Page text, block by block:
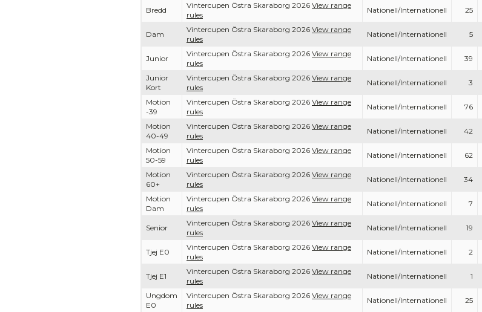
Bredd
Vintercupen Östra Skaraborg 2026 View range
rules
Nationell/Internationell 25
Dam
Vintercupen Östra Skaraborg 2026 View range
rules
Nationell/Internationell 5
Junior
Vintercupen Östra Skaraborg 2026 View range
rules
Nationell/Internationell 39
Junior
Kort
Vintercupen Östra Skaraborg 2026 View range
rules
Nationell/Internationell 3
Motion
-39
Vintercupen Östra Skaraborg 2026 View range
rules
Nationell/Internationell 76
Motion
40-49
Vintercupen Östra Skaraborg 2026 View range
rules
Nationell/Internationell 42
Motion
50-59
Vintercupen Östra Skaraborg 2026 View range
rules
Nationell/Internationell 62
Motion
60+
Vintercupen Östra Skaraborg 2026 View range
rules
Nationell/Internationell 34
Motion
Dam
Vintercupen Östra Skaraborg 2026 View range
rules
Nationell/Internationell 7
Senior
Vintercupen Östra Skaraborg 2026 View range
rules
Nationell/Internationell 19
Tjej E0
Vintercupen Östra Skaraborg 2026 View range
rules
Nationell/Internationell 2
Tjej E1
Vintercupen Östra Skaraborg 2026 View range
rules
Nationell/Internationell 1
Ungdom
E0
Vintercupen Östra Skaraborg 2026 View range
rules
Nationell/Internationell 25